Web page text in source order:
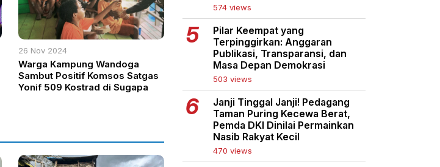
26 Nov 2024
Warga Kampung Wandoga
Sambut Positif Komsos Satgas
Yonif 509 Kostrad di Sugapa
574 views
Pilar Keempat yang
Terpinggirkan: Anggaran
Publikasi, Transparansi, dan
Masa Depan Demokrasi
503 views
Janji Tinggal Janji! Pedagang
Taman Puring Kecewa Berat,
Pemda DKI Dinilai Permainkan
Nasib Rakyat Kecil
470 views